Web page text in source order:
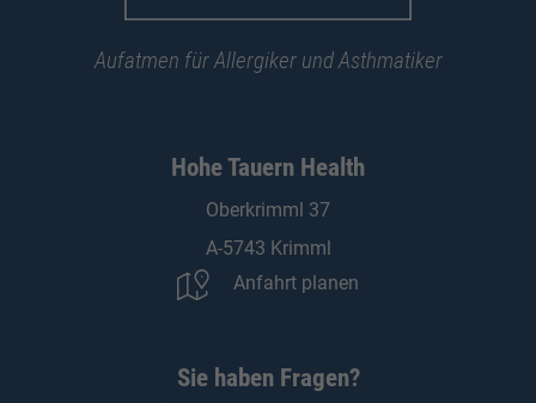
Aufatmen für Allergiker und Asthmatiker
Hohe Tauern Health
Oberkrimml 37
A-5743 Krimml
Anfahrt planen
Sie haben Fragen?